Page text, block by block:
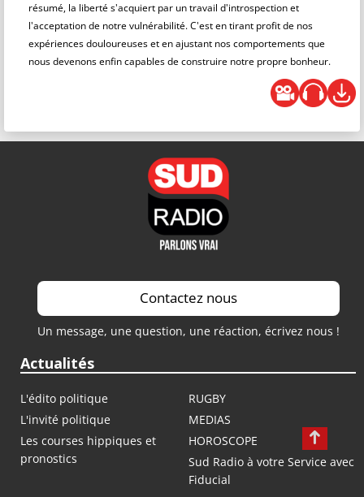
résumé, la liberté s'acquiert par un travail d'introspection et
l'acceptation de notre vulnérabilité. C'est en tirant profit de nos
expériences douloureuses et en ajustant nos comportements que
nous devenons enfin capables de construire notre propre bonheur.
Contactez nous
Un message, une question, une réaction, écrivez nous !
Actualités
L'édito politique
RUGBY
L'invité politique
MEDIAS
Les courses hippiques et
pronostics
HOROSCOPE
Sud Radio à votre Service avec
Fiducial